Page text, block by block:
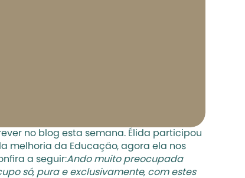
no blog esta semana. Élida participou
melhoria da Educação, agora ela nos
a seguir:Ando muito preocupada
só, pura e exclusivamente, com estes